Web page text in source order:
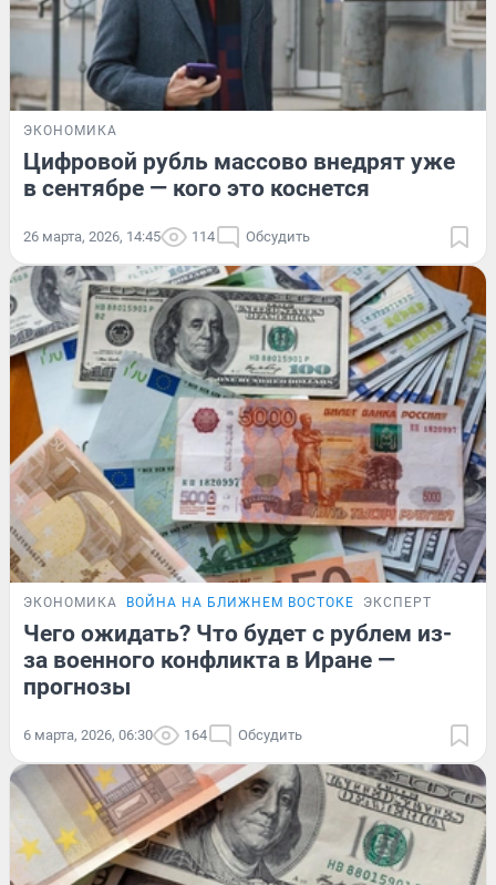
ЭКОНОМИКА
Цифровой рубль массово внедрят уже
в сентябре — кого это коснется
26 марта, 2026, 14:45 114 Обсудить
ЭКОНОМИКА ВОЙНА НА БЛИЖНЕМ ВОСТОКЕ ЭКСПЕРТ
Чего ожидать? Что будет с рублем из-
за военного конфликта в Иране —
прогнозы
6 марта, 2026, 06:30 164 Обсудить